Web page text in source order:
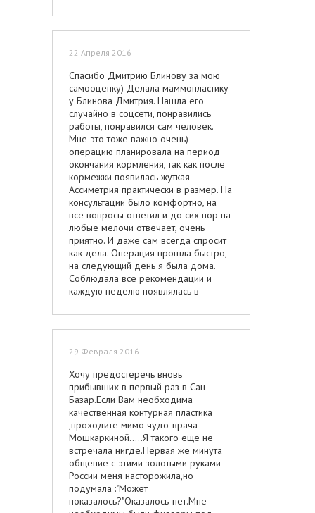
(раньше была похожа на китайского
пчеловода…), оказывается и ресницы
результат. Нижние швы зажили
приходят в норму. В общем неделю
походила дома в очках, чтобы мужа
синяками не пугать, через 12 дней на
работу вышла и немного замазывала
тональником. Короче, все прекрасно,
девочки рекомендую. Параллельно
решилась и на подтяжку груди
(мастопексию), без импланта и с
сохранением своей трешки. И
решила сделать себе подарок к 8
Марта. 02.03.16 пошла сдаваться и
под общим наркозом сделали мне
шов «леденец» с уменьшением
околососковой области. Сутки
пролежала в клинике, прекрасные
условия, теплая доброжелательная
обстановка. Огромное спасибо
палатной сестричке Татьяне,
уколы, то измерения, то опять уколы.
что на следующее утро я как огурец
городским транспортом совершенно
самостоятельно добралась до дома.
Потом регулярно два раза в неделю
приезжала на перевязки и осмотры.
Перевязки делала замечательный
консультант хирурга Леночка
Терешкина – ангелок в белом
костюмчике! Ручки нежные, ласковые,
делает все быстро,
профессионально, всегда приветлива
22 Апреля 2016
Спасибо Дмитрию Блинову за мою
самооценку) Делала маммопластику
у Блинова Дмитрия. Нашла его
случайно в соцсети, понравились
работы, понравился сам человек.
Мне это тоже важно очень)
операцию планировала на период
окончания кормления, так как после
кормежки появилась жуткая
Ассиметрия практически в размер. На
консультации было комфортно, на
все вопросы ответил и до сих пор на
любые мелочи отвечает, очень
приятно. И даже сам всегда спросит
как дела. Операция прошла быстро,
на следующий день я была дома.
Соблюдала все рекомендации и
каждую неделю появлялась в
Доктор понял мои пожелания,
выровнял ассиметрию разными
ровная и красивая. Зажило все
удовольствием с возрастом
обращусь к нему с процедурами
омоложения. Единственный минус в
сан Лазаре это тетки администраторы
на ресепшн, которым только на
рынке семечки продавать)))
29 Февраля 2016
Хочу предостеречь вновь
прибывших в первый раз в Сан
Базар.Если Вам необходима
качественная контурная пластика
,проходите мимо чудо-врача
Мошкаркиной.....Я такого еще не
встречала нигде.Первая же минута
общение с этими золотыми руками
России меня насторожила,но
подумала :"Может
показалось?"Оказалось-нет.Мне